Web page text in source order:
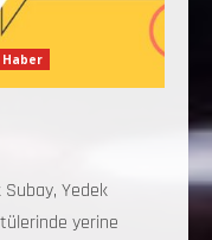
Subay, Yedek
yerine